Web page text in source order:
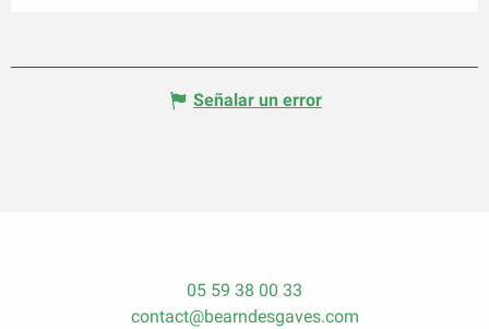
Señalar un error
05 59 38 00 33
contact@bearndesgaves.com